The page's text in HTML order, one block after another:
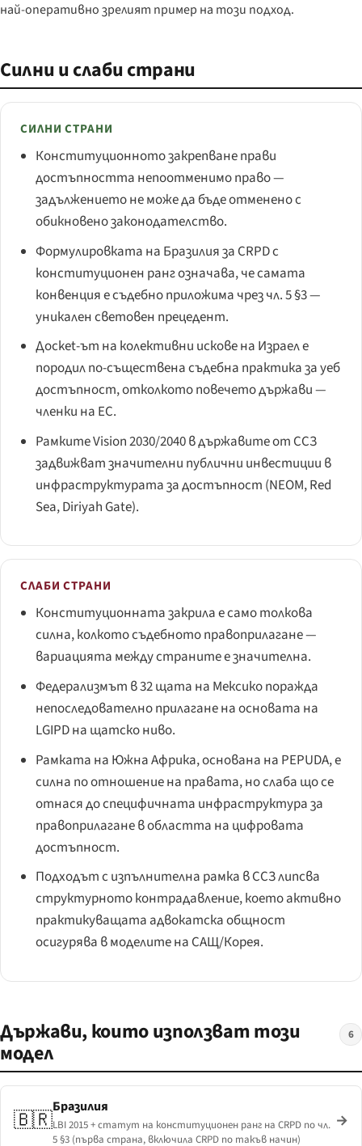
най-оперативно зрелият пример на този подход.
Силни и слаби страни
СИЛНИ СТРАНИ
Конституционното закрепване прави
достъпността непоотменимо право —
задължението не може да бъде отменено с
обикновено законодателство.
Формулировката на Бразилия за CRPD с
конституционен ранг означава, че самата
конвенция е съдебно приложима чрез чл. 5 §3 —
уникален световен прецедент.
Дocket-ът на колективни искове на Израел е
породил по-съществена съдебна практика за уеб
достъпност, отколкото повечето държави —
членки на ЕС.
Рамките Vision 2030/2040 в държавите от ССЗ
задвижват значителни публични инвестиции в
инфраструктурата за достъпност (NEOM, Red
Sea, Diriyah Gate).
СЛАБИ СТРАНИ
Конституционната закрила е само толкова
силна, колкото съдебното правоприлагане —
вариацията между страните е значителна.
Федерализмът в 32 щата на Мексико поражда
непоследователно прилагане на основата на
LGIPD на щатско ниво.
Рамката на Южна Африка, основана на PEPUDA, е
силна по отношение на правата, но слаба що се
отнася до специфичната инфраструктура за
правоприлагане в областта на цифровата
достъпност.
Подходът с изпълнителна рамка в ССЗ липсва
структурното контрадавление, което активно
практикуващата адвокатска общност
осигурява в моделите на САЩ/Корея.
Държави, които използват този
модел
6
🇧🇷
Бразилия
LBI 2015 + статут на конституционен ранг на CRPD по чл.
5 §3 (първа страна, включила CRPD по такъв начин)
→